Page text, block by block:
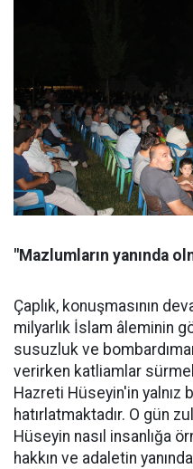
"Mazlumların yanında
Çaplık, konuşmasının
milyarlık İslam âleminin
susuzluk ve
verirken katliamlar
Hazreti Hüseyin'in yalnız
hatırlatmaktadır. O gün
Hüseyin nasıl insanlığa
hakkın ve adaletin